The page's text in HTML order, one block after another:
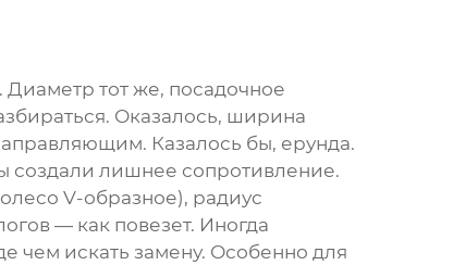
тот же, посадочное
Оказалось, ширина
Казалось бы, ерунда.
создали лишнее сопротивление.
V-образное), радиус
— как повезет. Иногда
чем искать замену. Особенно для